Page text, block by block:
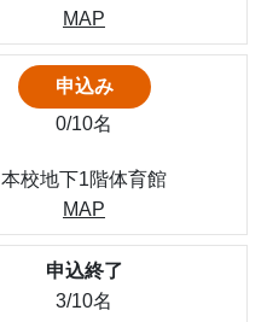
MAP
0/10名
本校地下1階体育館
MAP
申込終了
3/10名